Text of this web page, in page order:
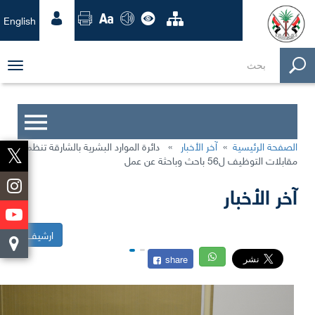
English
الصفحة الرئيسية»آخر الأخبار»دائرة الموارد البشرية بالشارقة تنظم
مقابلات التوظيف ل56 باحث وباحثة عن عمل
آخر الأخبار
ارشيف
share